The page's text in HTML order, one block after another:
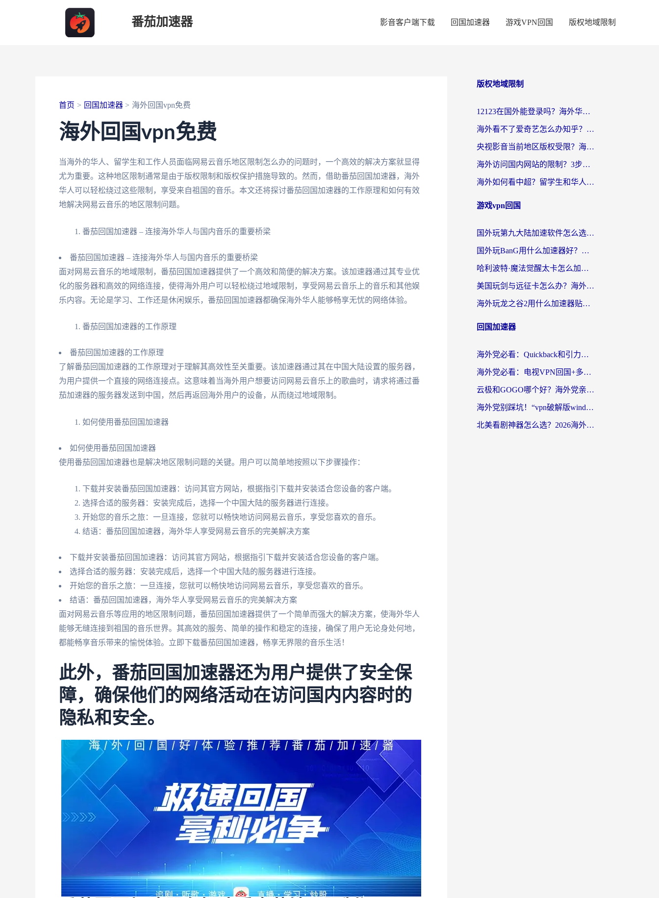
番茄加速器 影音客户端下载 回国加速器 游戏VPN回国 版权地域限制
首页 回国加速器 海外回国vpn免费
海外回国vpn免费
当海外的华人、留学生和工作人员面临网易云音乐地区限制怎么办的问题时，一个高效的解决方案就显得
尤为重要。这种地区限制通常是由于版权限制和版权保护措施导致的。然而，借助番茄回国加速器，海外
华人可以轻松绕过这些限制，享受来自祖国的音乐。本文还将探讨番茄回国加速器的工作原理和如何有效
地解决网易云音乐的地区限制问题。
番茄回国加速器 – 连接海外华人与国内音乐的重要桥梁
番茄回国加速器 – 连接海外华人与国内音乐的重要桥梁
面对网易云音乐的地域限制，番茄回国加速器提供了一个高效和简便的解决方案。该加速器通过其专业优
化的服务器和高效的网络连接，使得海外用户可以轻松绕过地域限制，享受网易云音乐上的音乐和其他娱
乐内容。无论是学习、工作还是休闲娱乐，番茄回国加速器都确保海外华人能够畅享无忧的网络体验。
番茄回国加速器的工作原理
番茄回国加速器的工作原理
了解番茄回国加速器的工作原理对于理解其高效性至关重要。该加速器通过其在中国大陆设置的服务器，
为用户提供一个直接的网络连接点。这意味着当海外用户想要访问网易云音乐上的歌曲时，请求将通过番
茄加速器的服务器发送到中国，然后再返回海外用户的设备，从而绕过地域限制。
如何使用番茄回国加速器
如何使用番茄回国加速器
使用番茄回国加速器也是解决地区限制问题的关键。用户可以简单地按照以下步骤操作：
下载并安装番茄回国加速器：访问其官方网站，根据指引下载并安装适合您设备的客户端。
选择合适的服务器：安装完成后，选择一个中国大陆的服务器进行连接。
开始您的音乐之旅：一旦连接，您就可以畅快地访问网易云音乐，享受您喜欢的音乐。
结语：番茄回国加速器，海外华人享受网易云音乐的完美解决方案
下载并安装番茄回国加速器：访问其官方网站，根据指引下载并安装适合您设备的客户端。
选择合适的服务器：安装完成后，选择一个中国大陆的服务器进行连接。
开始您的音乐之旅：一旦连接，您就可以畅快地访问网易云音乐，享受您喜欢的音乐。
结语：番茄回国加速器，海外华人享受网易云音乐的完美解决方案
面对网易云音乐等应用的地区限制问题，番茄回国加速器提供了一个简单而强大的解决方案，使海外华人
能够无缝连接到祖国的音乐世界。其高效的服务、简单的操作和稳定的连接，确保了用户无论身处何地，
都能畅享音乐带来的愉悦体验。立即下载番茄回国加速器，畅享无界限的音乐生活！
此外，番茄回国加速器还为用户提供了安全保
障，确保他们的网络活动在访问国内内容时的
隐私和安全。
版权地域限制
12123在国外能登录吗？海外华人亲测有效的回国加速器选择指南
海外看不了爱奇艺怎么办知乎？留学生亲测有效的回国加速方案
央视影音当前地区版权受限？海外党看国内剧、追电视台的终极解决方案
海外访问国内网站的限制？3步教你无缝解锁国内资源（附实测最优工具）
海外如何看中超？留学生和华人的体育赛事观看终极指南（附欧洲杯奥运会观看技巧）
游戏vpn回国
国外玩第九大陆加速软件怎么选？2026终极指南帮你告别延迟卡顿
国外玩BanG用什么加速器好？海外玩家亲测的国服游戏加速终极方案
哈利波特·魔法觉醒太卡怎么加速？海外党亲测有效的国服游戏加速指南
美国玩剑与远征卡怎么办？海外党亲测有效的国服游戏加速指南
海外玩龙之谷2用什么加速器贴吧？老玩家实测推荐，附新加坡猎魂觉醒国外剑与远征加速攻略
回国加速器
海外党必看：Quickback和引力好用吗？3分钟搞懂回国加速器怎么选
海外党必看：电视VPN回国+多设备无缝访问国内资源的实用指南
云极和GOGO哪个好？海外党亲测回国加速器选择指南（附iOS免费&Windows VPN实用技巧）
海外党别踩坑！“vpn破解版windows”真的能用？教你选对回国加速器无缝刷国内资源
北美看剧神器怎么选？2026海外华人无缝访问国内资源全攻略